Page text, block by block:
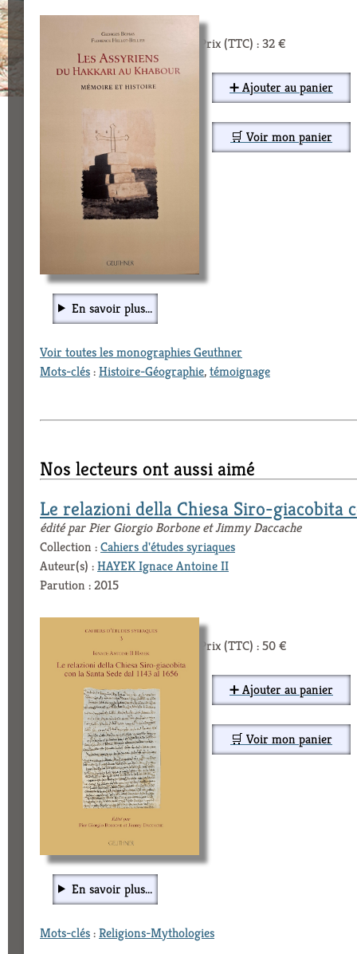
Prix (TTC) : 32 €
➕ Ajouter au panier
🛒 Voir mon panier
En savoir plus...
Voir toutes les monographies Geuthner
Mots-clés:Histoire-Géographie,témoignage
Nos lecteurs ont aussi aimé
Le relazioni della Chiesa Siro-giacobita
édité par Pier Giorgio Borbone et Jimmy Daccache
Collection :Cahiers d'études syriaques
Auteur(s) :HAYEK Ignace Antoine II
Parution : 2015
Prix (TTC) : 50 €
➕ Ajouter au panier
🛒 Voir mon panier
En savoir plus...
Mots-clés:Religions-Mythologies